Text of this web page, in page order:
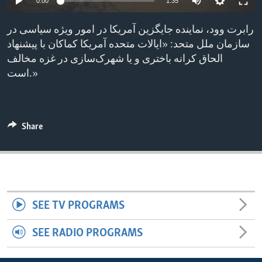
ENVIRONMENT AND HEALTH
IDEALS AND INSTITUTIONS
رابرت وود، نماینده جایگزین آمریکا در امور ویژه سیاسی در
سازمان ملل متحد: «ایالات متحده آمریکا کماکان با پیشنهاد
الحاق کرانه باختری و یا شهرک‌سازی در غزه مخالف
است.»
Share
SEE TV PROGRAMS
SEE RADIO PROGRAMS